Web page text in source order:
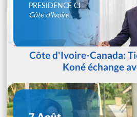
PRESIDENCE CI
Côte d'Ivoire
Côte d'Ivoire-Canada:
Koné échange